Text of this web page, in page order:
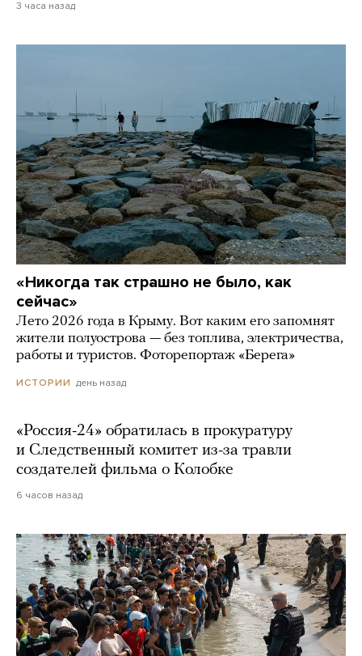
3 часа назад
«Никогда так страшно не было, как
сейчас»
Лето 2026 года в Крыму. Вот каким его запомнят
жители полуострова — без топлива, электричества,
работы и туристов. Фоторепортаж «Берега»
ИСТОРИИ день назад
«Россия-24» обратилась в прокуратуру
и Следственный комитет из-за травли
создателей фильма о Колобке
6 часов назад